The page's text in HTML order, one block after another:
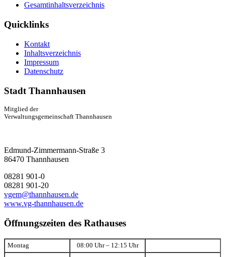
Gesamtinhaltsverzeichnis
Quicklinks
Kontakt
Inhaltsverzeichnis
Impressum
Datenschutz
Stadt Thannhausen
Mitglied der
Verwaltungsgemeinschaft Thannhausen
Edmund-Zimmermann-Straße 3
86470 Thannhausen
08281 901-0
08281 901-20
vgem@thannhausen.de
www.vg-thannhausen.de
Öffnungszeiten des Rathauses
Montag 08:00 Uhr – 12:15 Uhr